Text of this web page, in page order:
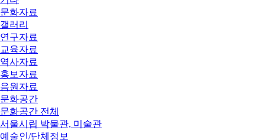
문화자료
갤러리
연구자료
교육자료
역사자료
홍보자료
음원자료
문화공간
문화공간 전체
서울시립 박물관, 미술관
예술인/단체정보